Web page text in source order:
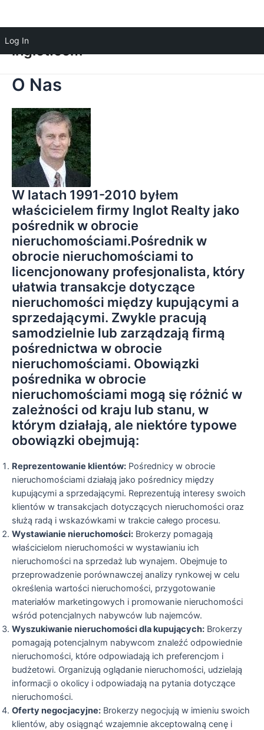
Log In
inglot.com
O Nas
W latach 1991-2010 byłem
właścicielem firmy Inglot Realty jako
pośrednik w obrocie
nieruchomościami.Pośrednik w
obrocie nieruchomościami to
licencjonowany profesjonalista, który
ułatwia transakcje dotyczące
nieruchomości między kupującymi a
sprzedającymi. Zwykle pracują
samodzielnie lub zarządzają firmą
pośrednictwa w obrocie
nieruchomościami. Obowiązki
pośrednika w obrocie
nieruchomościami mogą się różnić w
zależności od kraju lub stanu, w
którym działają, ale niektóre typowe
obowiązki obejmują:
Reprezentowanie klientów: Pośrednicy w obrocie
nieruchomościami działają jako pośrednicy między
kupującymi a sprzedającymi. Reprezentują interesy swoich
klientów w transakcjach dotyczących nieruchomości oraz
służą radą i wskazówkami w trakcie całego procesu.
Wystawianie nieruchomości: Brokerzy pomagają
właścicielom nieruchomości w wystawianiu ich
nieruchomości na sprzedaż lub wynajem. Obejmuje to
przeprowadzenie porównawczej analizy rynkowej w celu
określenia wartości nieruchomości, przygotowanie
materiałów marketingowych i promowanie nieruchomości
wśród potencjalnych nabywców lub najemców.
Wyszukiwanie nieruchomości dla kupujących: Brokerzy
pomagają potencjalnym nabywcom znaleźć odpowiednie
nieruchomości, które odpowiadają ich preferencjom i
budżetowi. Organizują oglądanie nieruchomości, udzielają
informacji o okolicy i odpowiadają na pytania dotyczące
nieruchomości.
Oferty negocjacyjne: Brokerzy negocjują w imieniu swoich
klientów, aby osiągnąć wzajemnie akceptowalną cenę i